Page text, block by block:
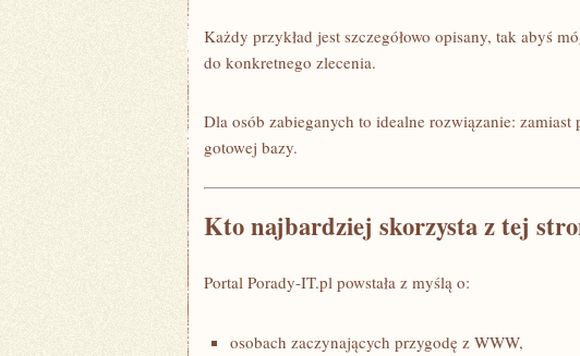
Każdy przykład jest szczegółowo opisany, tak abyś
do konkretnego zlecenia.
Dla osób zabieganych to idealne rozwiązanie:
gotowej bazy.
Kto najbardziej skorzysta z tej
Portal Porady-IT.pl powstała z myślą o:
osobach zaczynających przygodę z WWW,